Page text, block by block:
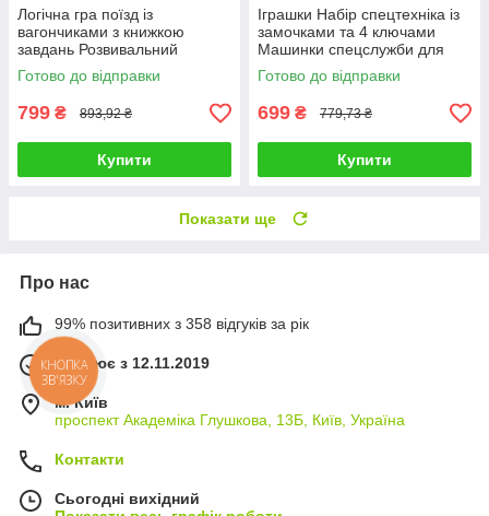
Логічна гра поїзд із
вагончиками з книжкою
завдань Розвивальний
конструктор розумний
паровоз набір train puzzle 5
Готово до відправки
799 ₴ 893,92 ₴
Купити
Іграшки Набір спецтехніка із
замочками та 4 ключами
Машинки спецслужби для
малюків поліція швидка
пожежна таксі
Готово до відправки
699 ₴ 779,73 ₴
Купити
Показати ще
Про нас
99% позитивних з 358 відгуків за рік
Працює з 12.11.2019
м. Київ
проспект Академіка Глушкова, 13Б, Київ, Україна
Контакти
Сьогодні вихідний
КНОПКА
ЗВ'ЯЗКУ